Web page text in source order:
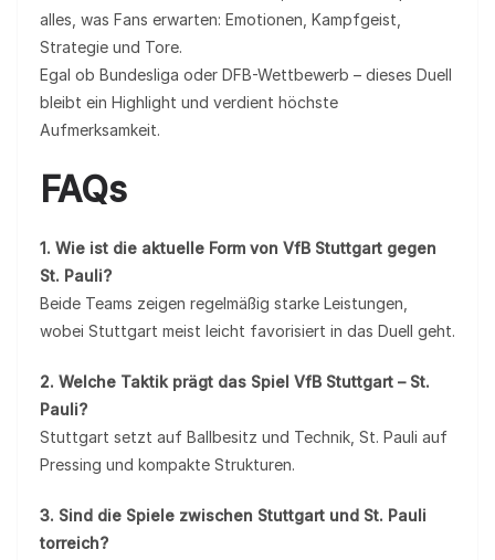
alles, was Fans erwarten: Emotionen, Kampfgeist,
Strategie und Tore.
Egal ob Bundesliga oder DFB-Wettbewerb – dieses Duell
bleibt ein Highlight und verdient höchste
Aufmerksamkeit.
FAQs
1. Wie ist die aktuelle Form von VfB Stuttgart gegen
St. Pauli?
Beide Teams zeigen regelmäßig starke Leistungen,
wobei Stuttgart meist leicht favorisiert in das Duell geht.
2. Welche Taktik prägt das Spiel VfB Stuttgart – St.
Pauli?
Stuttgart setzt auf Ballbesitz und Technik, St. Pauli auf
Pressing und kompakte Strukturen.
3. Sind die Spiele zwischen Stuttgart und St. Pauli
torreich?